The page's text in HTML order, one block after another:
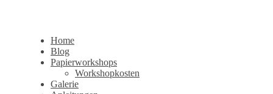
Home
Blog
Papierworkshops
Workshopkosten
Galerie